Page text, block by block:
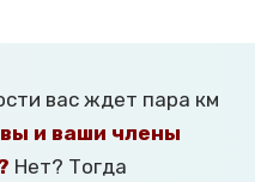
вас ждет пара км
вы и ваши члены
Нет? Тогда